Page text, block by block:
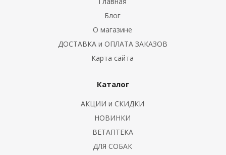
Блог
О магазине
ДОСТАВКА и ОПЛАТА ЗАКАЗОВ
Карта сайта
Каталог
АКЦИИ и СКИДКИ
НОВИНКИ
ВЕТАПТЕКА
ДЛЯ СОБАК